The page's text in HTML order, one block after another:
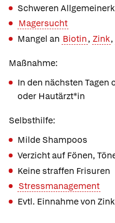
Schweren
Magersucht
Mangel an Biotin, Zink,
Maßnahme:
In den nächsten Tagen
oder Hautärzt*in
Selbsthilfe:
Milde Shampoos
Verzicht auf Fönen,
Keine straffen Frisuren
Stressmanagement
Evtl. Einnahme von